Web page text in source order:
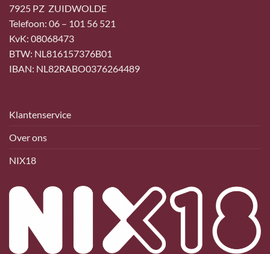
7925 PZ ZUIDWOLDE
Telefoon: 06 – 101 56 521
KvK: 08068473
BTW: NL816157376B01
IBAN: NL82RABO0376264489
Klantenservice
Over ons
NIX18